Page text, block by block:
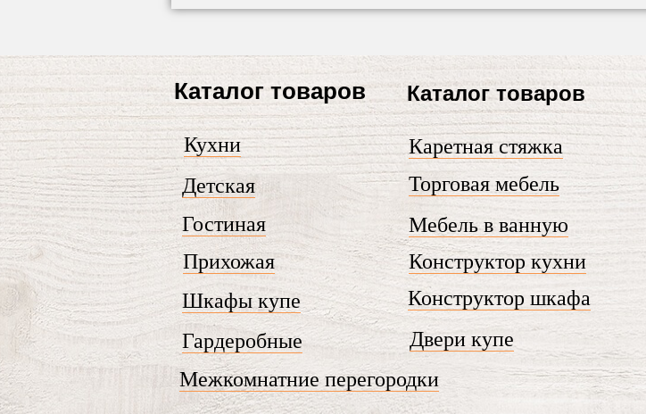
Кухни
Каталог товаров
Шкафы купе
Мебель в ванную
Гостиная
Каталог товаров
Каретная стяжка
Торговая мебель
Детская
Конструктор шкафа
Конструктор кухни
Межкомнатние перегородки
Гардеробные
Прихожая
Двери купе